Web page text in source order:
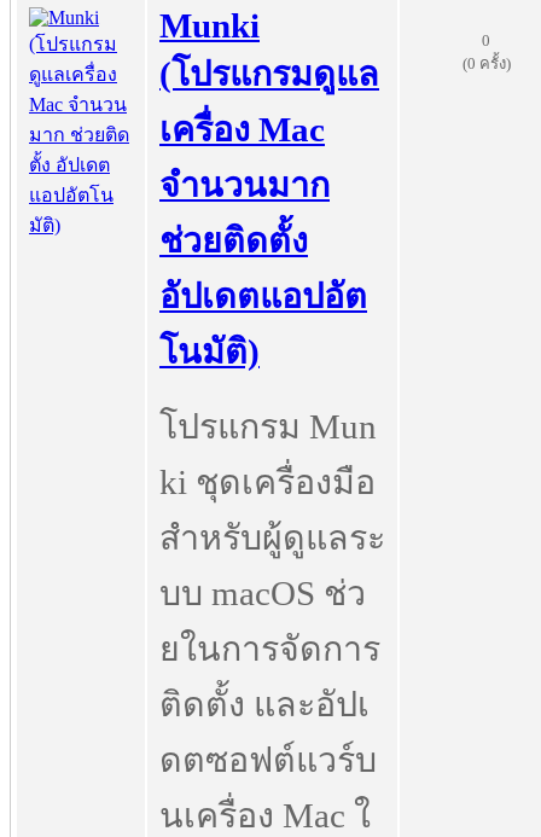
Munki
(โปรแกรมดูแล
เครื่อง Mac
จำนวนมาก
ช่วยติดตั้ง
อัปเดตแอปอัต
โนมัติ)
โปรแกรม Mun
ki ชุดเครื่องมือ
สำหรับผู้ดูแลระ
บบ macOS ช่ว
ยในการจัดการ
ติดตั้ง และอัปเ
ดตซอฟต์แวร์บ
นเครื่อง Mac ใ
0
(0 ครั้ง)